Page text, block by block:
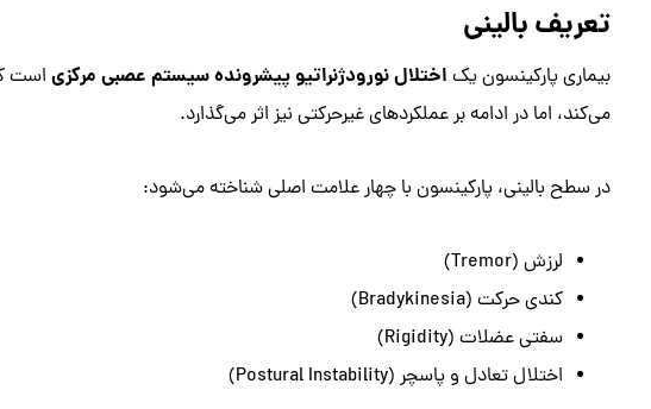
تعریف بالینی
بیماری پارکینسون یک اختلال نورودژنراتیو پیشرونده سیستم عصبی مرکزیاست
می‌کند، اما در ادامه بر عملکردهای غیرحرکتی نیز اثر می‌گذارد.
در سطح بالینی، پارکینسون با چهار علامت اصلی شناخته می‌شود:
لرزش (Tremor)
کندی حرکت (Bradykinesia)
سفتی عضلات (Rigidity)
اختلال تعادل و پاسچر (Postural Instability)